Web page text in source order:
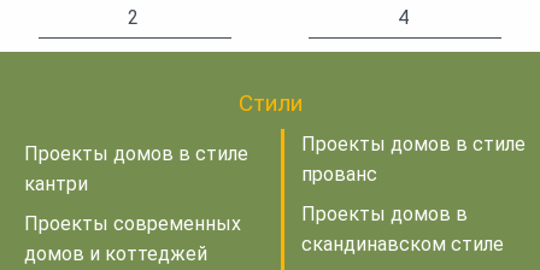
2
4
Стили
Проекты домов в стиле
кантри
Проекты современных
домов и коттеджей
Проекты домов в стиле
прованс
Проекты домов в
скандинавском стиле